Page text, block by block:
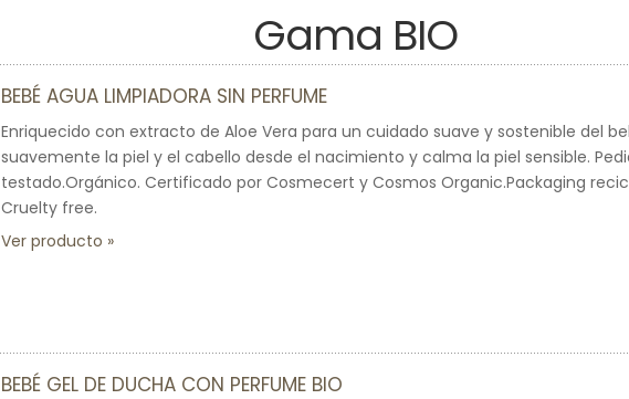
Gama BIO
BEBÉ AGUA LIMPIADORA SIN PERFUME
Enriquecido con extracto de Aloe Vera para un cuidado suave y sostenible del
suavemente la piel y el cabello desde el nacimiento y calma la piel sensible.
testado.Orgánico. Certificado por Cosmecert y Cosmos Organic.Packaging
Cruelty free.
Ver producto
BEBÉ GEL DE DUCHA CON PERFUME BIO